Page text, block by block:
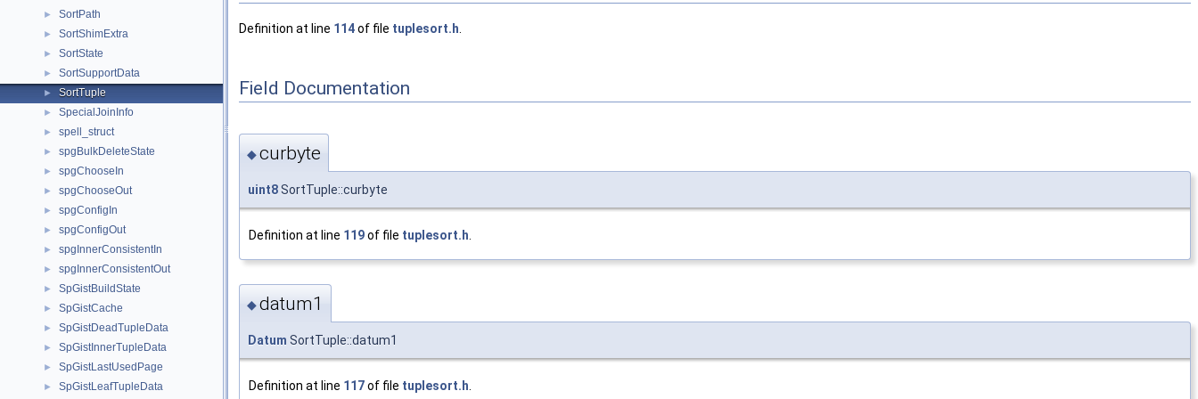
► SortPath
► SortShimExtra
► SortState
► SortSupportData
► SortTuple
► SpecialJoinInfo
► spell_struct
► spgBulkDeleteState
► spgChooseIn
► spgChooseOut
► spgConfigIn
► spgConfigOut
► spgInnerConsistentIn
► spgInnerConsistentOut
► SpGistBuildState
► SpGistCache
► SpGistDeadTupleData
► SpGistInnerTupleData
► SpGistLastUsedPage
► SpGistLeafTupleData
Definition at line 114of file tuplesort.h
Field Documentation
◆curbyte
uint8SortTuple::curbyte
Definition at line 119of file tuplesort.h
◆datum1
Datum SortTuple::datum1
Definition at line 117of file tuplesort.h